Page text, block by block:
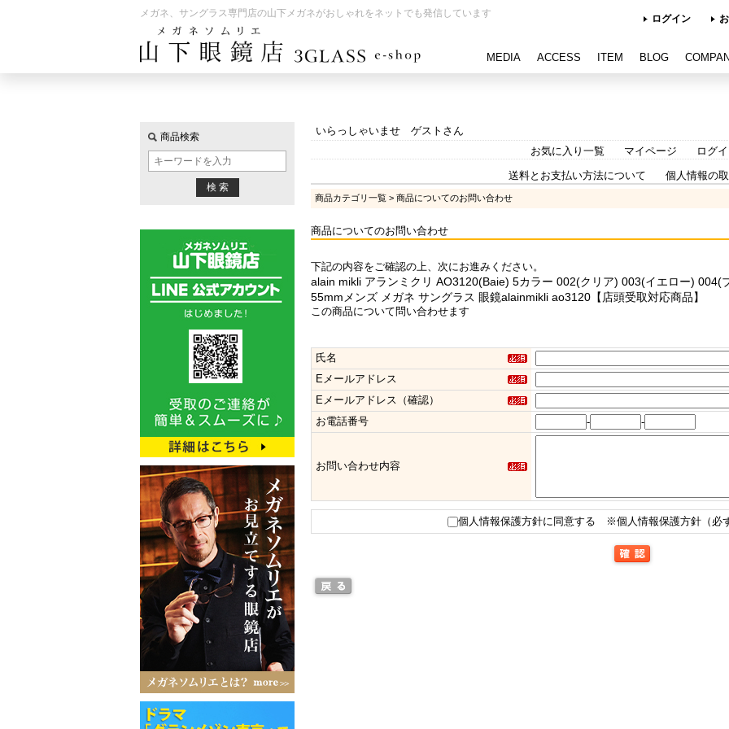
メガネ、サングラス専門店の山下メガネがおしゃれをネットでも発信しています ログイン
MEDIA ACCESS ITEM BLOG
商品検索
いらっしゃいませ ゲストさん
お気に入り一覧
マイページ ログ
送料とお支払い方法について
個人情報の
商品カテゴリ一覧 > 商品についてのお問い合わせ
商品についてのお問い合わせ
下記の内容をご確認の上、次にお進みください。
alain mikli アランミクリ AO3120(Baie) 5カラー 002(クリア) 003(イエロー)
55mmメンズ メガネ サングラス 眼鏡alainmikli ao3120【店頭受取対応商品】
この商品について問い合わせます
氏名
Eメールアドレス
Eメールアドレス（確認）
お電話番号
- -
お問い合わせ内容
個人情報保護方針に同意する ※個人情報保護方針（必